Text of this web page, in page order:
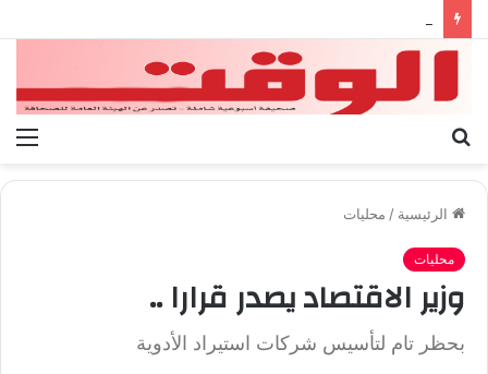
الرئيسية / محليات
محليات
وزير الاقتصاد يصدر قرارا ..
بحظر تام لتأسيس شركات استيراد الأدوية